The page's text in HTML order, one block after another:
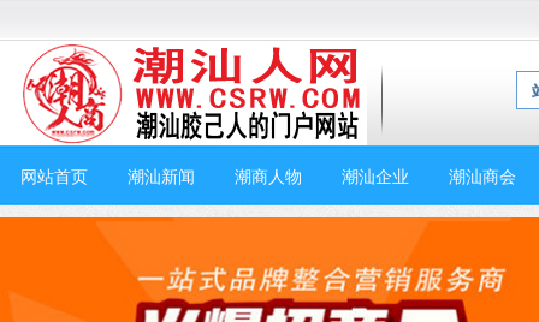
网站首页 潮汕新闻 潮商人物 潮汕企业 潮汕商会